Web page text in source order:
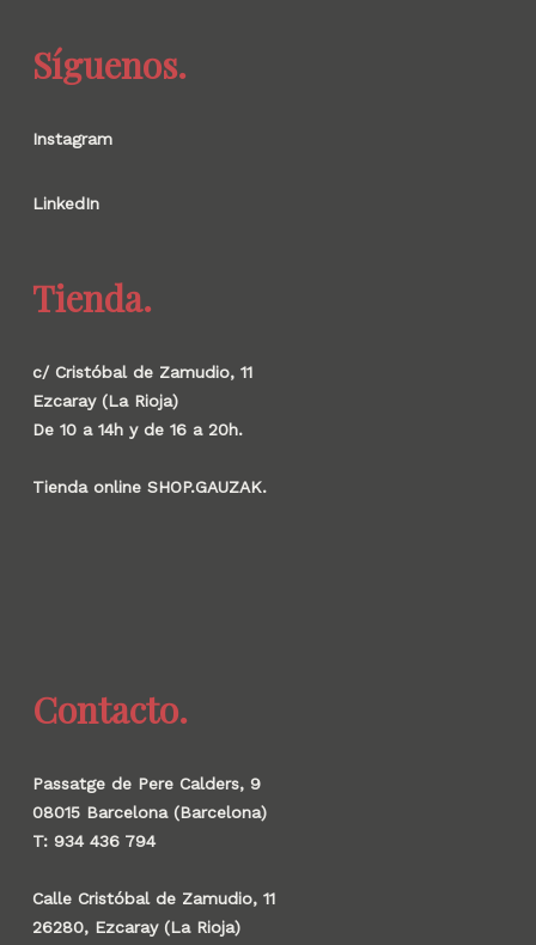
Síguenos.
Instagram
LinkedIn
Tienda.
c/ Cristóbal de Zamudio, 11
Ezcaray (La Rioja)
De 10 a 14h y de 16 a 20h.
Tienda online SHOP.GAUZAK.
Contacto.
Passatge de Pere Calders, 9
08015 Barcelona (Barcelona)
T: 934 436 794
Calle Cristóbal de Zamudio, 11
26280, Ezcaray (La Rioja)